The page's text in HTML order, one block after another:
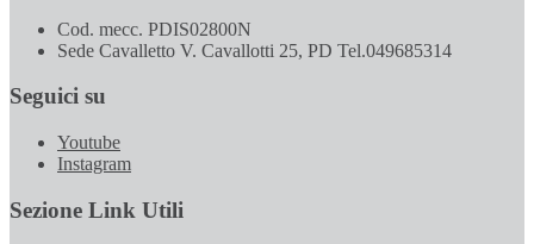
Cod. mecc. PDIS02800N
Sede Cavalletto V. Cavallotti 25, PD Tel.049685314
Seguici su
Youtube
Instagram
Sezione Link Utili